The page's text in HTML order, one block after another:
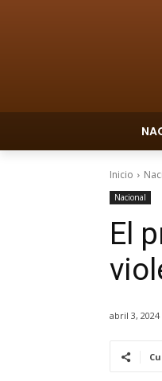
Inicio
Nacional
El
abril 3, 2024